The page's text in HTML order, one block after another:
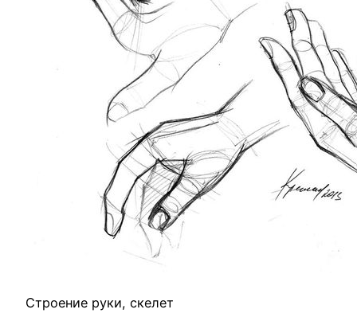
Строение руки, скелет